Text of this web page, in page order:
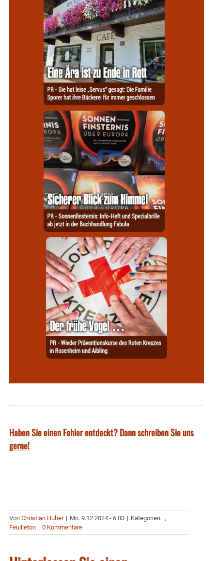
Haben Sie einen Fehler entdeckt? Dann schreiben Sie uns
gerne!
Von Christian Huber | Mo. 9.12.2024 - 6:00 | Kategorien: .,
Feuilleton | 0 Kommentare